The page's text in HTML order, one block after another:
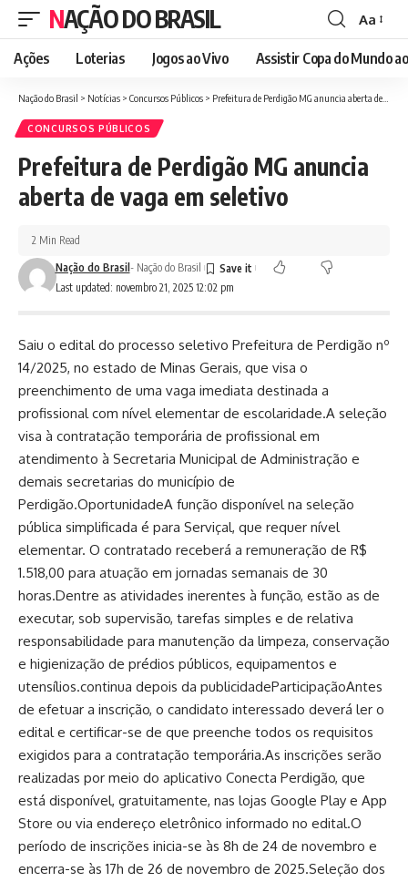
NAÇÃO DO BRASIL
Font
Resizer
Aa
Ações Loterias Jogos ao Vivo Assistir Copa do Mundo
Nação do Brasil > Notícias > Concursos Públicos > Prefeitura de Perdigão MG anuncia aberta de vaga em seletivo
CONCURSOS PÚBLICOS
Prefeitura de Perdigão MG anuncia
aberta de vaga em seletivo
Last updated: novembro 21, 2025 12:02 pm
Nação do Brasil- Nação do Brasil
2 Min Read
Saiu o edital do processo seletivo Prefeitura de Perdigão nº
14/2025, no estado de Minas Gerais, que visa o
preenchimento de uma vaga imediata destinada a
profissional com nível elementar de escolaridade.A seleção
visa à contratação temporária de profissional em
atendimento à Secretaria Municipal de Administração e
demais secretarias do município de
Perdigão.OportunidadeA função disponível na seleção
pública simplificada é para Serviçal, que requer nível
elementar. O contratado receberá a remuneração de R$
1.518,00 para atuação em jornadas semanais de 30
horas.Dentre as atividades inerentes à função, estão as de
executar, sob supervisão, tarefas simples e de relativa
responsabilidade para manutenção da limpeza, conservação
e higienização de prédios públicos, equipamentos e
utensílios.continua depois da publicidadeParticipaçãoAntes
de efetuar a inscrição, o candidato interessado deverá ler o
edital e certificar-se de que preenche todos os requisitos
exigidos para a contratação temporária.As inscrições serão
realizadas por meio do aplicativo Conecta Perdigão, que
está disponível, gratuitamente, nas lojas Google Play e App
Store ou via endereço eletrônico informado no edital.O
período de inscrições inicia-se às 8h de 24 de novembro e
encerra-se às 17h de 26 de novembro de 2025.Seleção dos